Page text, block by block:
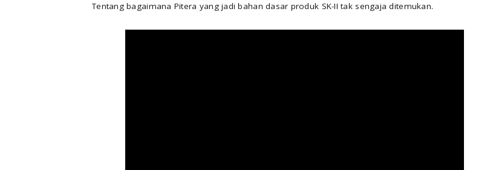
Tentang bagaimana Pitera yang jadi bahan dasar produk SK-II tak sengaja ditemukan.